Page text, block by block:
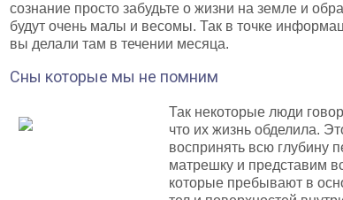
сознание просто забудьте о жизни на земле и
будут очень малы и весомы. Так в точке
вы делали там в течении месяца.
Сны которые мы не помним
Так некоторые люди
что их жизнь обделила.
воспринять всю глубину
матрешку и представим
которые пребывают в